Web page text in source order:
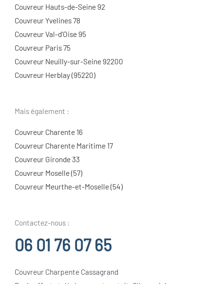
Couvreur Hauts-de-Seine 92
Couvreur Yvelines 78
Couvreur Val-d’Oise 95
Couvreur Paris 75
Couvreur Neuilly-sur-Seine 92200
Couvreur Herblay (95220)
Mais également :
Couvreur Charente 16
Couvreur Charente Maritime 17
Couvreur Gironde 33
Couvreur Moselle (57)
Couvreur Meurthe-et-Moselle (54)
Contactez-nous :
06 01 76 07 65
Couvreur Charpente Cassagrand